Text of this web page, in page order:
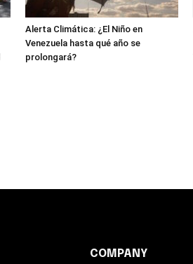
Alerta Climática: ¿El Niño en
Venezuela hasta qué año se
prolongará?
COMPANY